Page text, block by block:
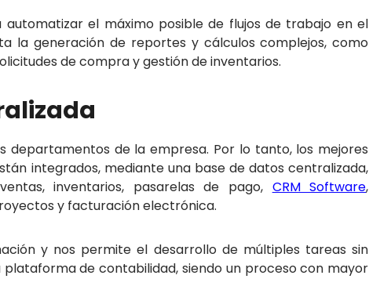
el máximo posible de flujos de trabajo en el
la generación de reportes y cálculos complejos, como
de compra y gestión de inventarios.
departamentos de la empresa. Por lo tanto, los mejores
integrados, mediante una base de datos centralizada,
inventarios, pasarelas de pago, CRM Software,
y facturación electrónica.
y nos permite el desarrollo de múltiples tareas sin
de contabilidad, siendo un proceso con mayor